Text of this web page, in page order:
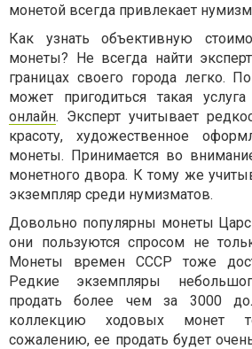
монетой всегда привлекает
Как узнать объективную
монеты? Не всегда найти
границах своего города легко.
может пригодиться такая
онлайн. Эксперт учитывает
красоту, художественное
монеты. Принимается во
монетного двора. К тому же
экземпляр среди нумизматов.
Довольно популярны монеты
они пользуются спросом не
Монеты времен СССР тоже
Редкие экземпляры
продать более чем за 3000
коллекцию ходовых монет
сожалению, ее продать будет